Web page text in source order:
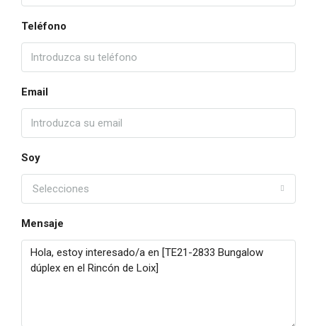
Teléfono
Email
Soy
Selecciones
Mensaje